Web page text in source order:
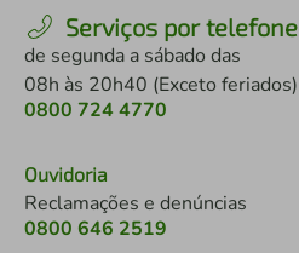
Serviços por telefone
de segunda a sábado das
08h às 20h40 (Exceto feriados)
0800 724 4770
Ouvidoria
Reclamações e denúncias
0800 646 2519